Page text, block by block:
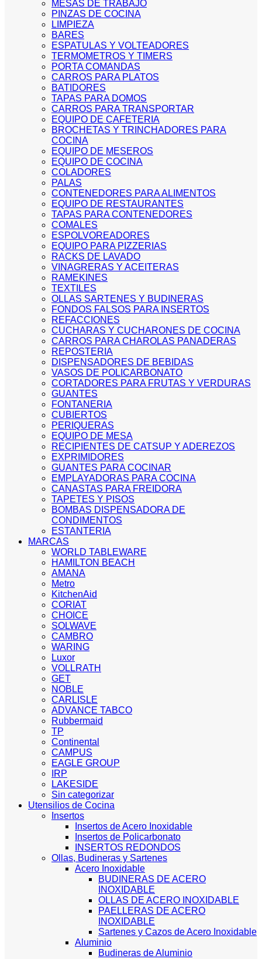
MESAS DE TRABAJO
PINZAS DE COCINA
LIMPIEZA
BARES
ESPATULAS Y VOLTEADORES
TERMOMETROS Y TIMERS
PORTA COMANDAS
CARROS PARA PLATOS
BATIDORES
TAPAS PARA DOMOS
CARROS PARA TRANSPORTAR
EQUIPO DE CAFETERIA
BROCHETAS Y TRINCHADORES PARA
COCINA
EQUIPO DE MESEROS
EQUIPO DE COCINA
COLADORES
PALAS
CONTENEDORES PARA ALIMENTOS
EQUIPO DE RESTAURANTES
TAPAS PARA CONTENEDORES
COMALES
ESPOLVOREADORES
EQUIPO PARA PIZZERIAS
RACKS DE LAVADO
VINAGRERAS Y ACEITERAS
RAMEKINES
TEXTILES
OLLAS SARTENES Y BUDINERAS
FONDOS FALSOS PARA INSERTOS
REFACCIONES
CUCHARAS Y CUCHARONES DE COCINA
CARROS PARA CHAROLAS PANADERAS
REPOSTERIA
DISPENSADORES DE BEBIDAS
VASOS DE POLICARBONATO
CORTADORES PARA FRUTAS Y VERDURAS
GUANTES
FONTANERIA
CUBIERTOS
PERIQUERAS
EQUIPO DE MESA
RECIPIENTES DE CATSUP Y ADEREZOS
EXPRIMIDORES
GUANTES PARA COCINAR
EMPLAYADORAS PARA COCINA
CANASTAS PARA FREIDORA
TAPETES Y PISOS
BOMBAS DISPENSADORA DE
CONDIMENTOS
ESTANTERIA
MARCAS
WORLD TABLEWARE
HAMILTON BEACH
AMANA
Metro
KitchenAid
CORIAT
CHOICE
SOLWAVE
CAMBRO
WARING
Luxor
VOLLRATH
GET
NOBLE
CARLISLE
ADVANCE TABCO
Rubbermaid
TP
Continental
CAMPUS
EAGLE GROUP
IRP
LAKESIDE
Sin categorizar
Utensilios de Cocina
Insertos
Insertos de Acero Inoxidable
Insertos de Policarbonato
INSERTOS REDONDOS
Ollas, Budineras y Sartenes
Acero Inoxidable
BUDINERAS DE ACERO
INOXIDABLE
OLLAS DE ACERO INOXIDABLE
PAELLERAS DE ACERO
INOXIDABLE
Sartenes y Cazos de Acero Inoxidable
Aluminio
Budineras de Aluminio